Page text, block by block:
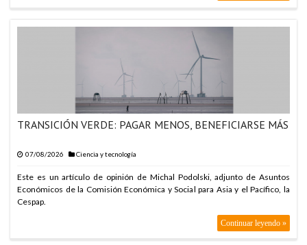
TRANSICIÓN VERDE: PAGAR MENOS, BENEFICIARSE MÁS
07/08/2026 Ciencia y tecnología
Este es un artículo de opinión de Michal Podolski, adjunto de Asuntos
Económicos de la Comisión Económica y Social para Asia y el Pacífico, la
Cespap.
Continuar leyendo »